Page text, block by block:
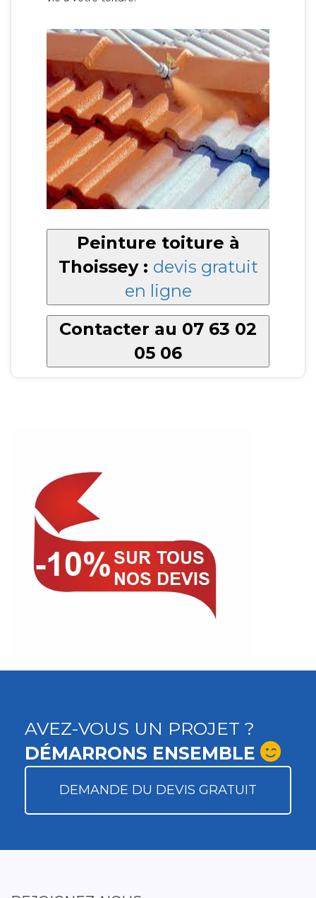
Peinture toiture à
Thoissey : devis gratuit
en ligne
Contacter au 07 63 02
05 06
AVEZ-VOUS UN PROJET ?
DÉMARRONS ENSEMBLE
DEMANDE DU DEVIS GRATUIT